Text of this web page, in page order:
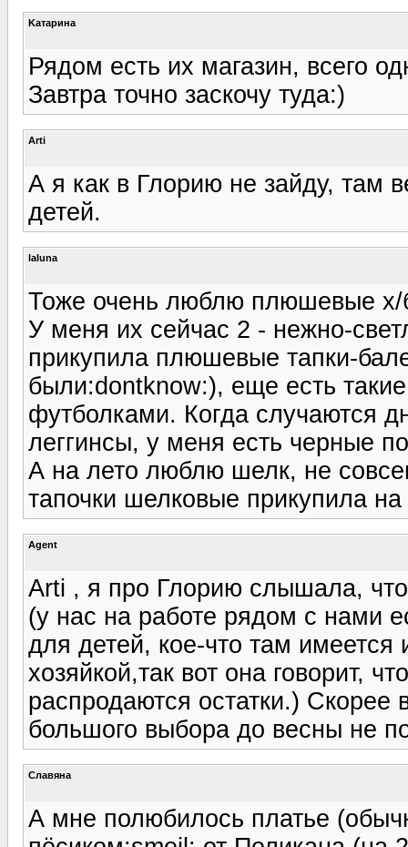
Kатарина
Рядом есть их магазин, всего
Завтра точно заскочу туда:)
Arti
А я как в Глорию не зайду, там
детей.
laluna
Тоже очень люблю плюшевые х/
У меня их сейчас 2 - нежно-
прикупила плюшевые тапки-
были:dontknow:), еще есть
футболками. Когда случаются
леггинсы, у меня есть черные
А на лето люблю шелк, не
тапочки шелковые прикупила на
Agent
Arti , я про Глорию слышала,
(у нас на работе рядом с нами
для детей, кое-что там имеется
хозяйкой,так вот она говорит,
распродаются остатки.) Скорее
большого выбора до весны не
Славяна
А мне полюбилось платье